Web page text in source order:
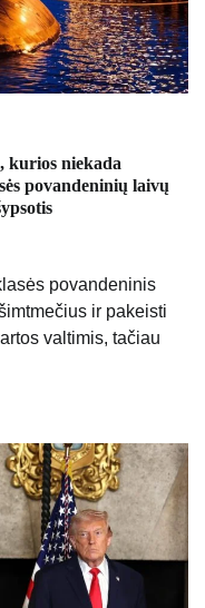
kurios niekada
povandeninių laivų
povandeninis
ir pakeisti
valtimis, tačiau